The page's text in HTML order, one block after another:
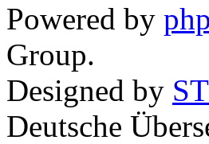
Powered by
Group.
Designed by
Deutsche